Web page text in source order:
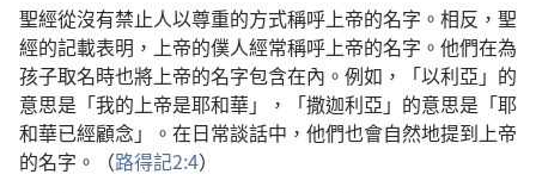
聖經從沒有禁止人以尊重的方式稱呼上帝的名字。相反，聖
經的記載表明，上帝的僕人經常稱呼上帝的名字。他們在為
孩子取名時也將上帝的名字包含在內。例如，「以利亞」的
意思是「我的上帝是耶和華」，「撒迦利亞」的意思是「耶
和華已經顧念」。在日常談話中，他們也會自然地提到上帝
的名字。（路得記2:4）